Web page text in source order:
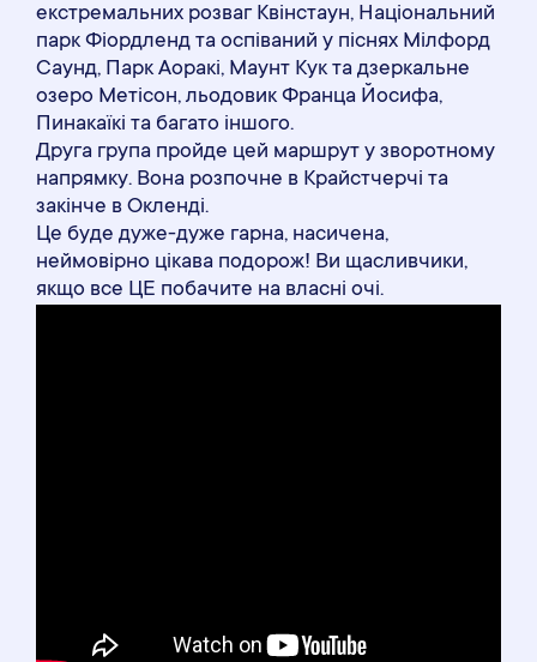
екстремальних розваг Квінстаун, Національний
парк Фіордленд та оспіваний у піснях Мілфорд
Саунд, Парк Аоракі, Маунт Кук та дзеркальне
озеро Метісон, льодовик Франца Йосифа,
Пинакаїкі та багато іншого.
Друга група пройде цей маршрут у зворотному
напрямку. Вона розпочне в Крайстчерчі та
закінче в Окленді.
Це буде дуже-дуже гарна, насичена,
неймовірно цікава подорож! Ви щасливчики,
якщо все ЦЕ побачите на власні очі.